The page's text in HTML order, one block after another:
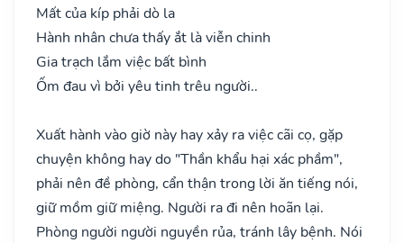
Mất của kíp phải dò la
Hành nhân chưa thấy ắt là viễn chinh
Gia trạch lắm việc bất bình
Ốm đau vì bởi yêu tinh trêu người..
Xuất hành vào giờ này hay xảy ra việc cãi cọ, gặp
chuyện không hay do "Thần khẩu hại xác phầm",
phải nên đề phòng, cẩn thận trong lời ăn tiếng nói,
giữ mồm giữ miệng. Người ra đi nên hoãn lại.
Phòng người người nguyền rủa, tránh lây bệnh. Nói